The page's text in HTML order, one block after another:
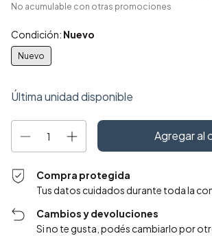
No acumulable con otras promociones
Condición: Nuevo
Nuevo
Última unidad disponible
Compra protegida
Tus datos cuidados durante toda la
Cambios y devoluciones
Si no te gusta, podés cambiarlo por